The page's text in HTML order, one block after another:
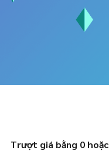
Trượt giá bằng 0 hoặc